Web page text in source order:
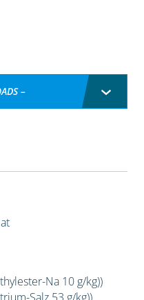
–
Na 10 g/kg))